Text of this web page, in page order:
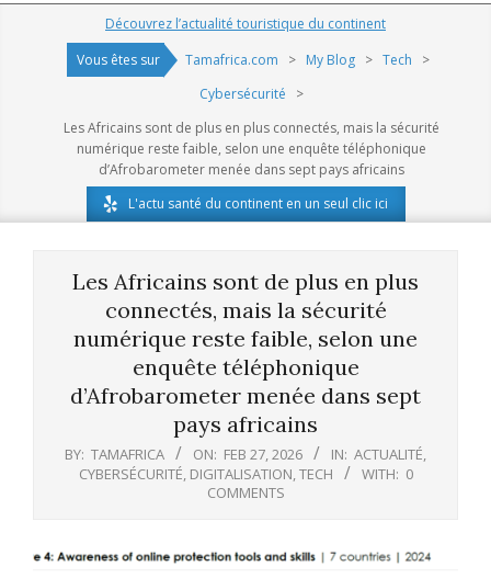
Navigation
Découvrez l’actualité touristique du continent
Vous êtes sur
Tamafrica.com > My Blog > Tech
>
Cybersécurité
>
Les Africains sont de plus en plus connectés, mais la sécurité
numérique reste faible, selon une enquête téléphonique
d’Afrobarometer menée dans sept pays africains
L'actu santé du continent en un seul clic ici
Les Africains sont de plus en plus
connectés, mais la sécurité
numérique reste faible, selon une
enquête téléphonique
d’Afrobarometer menée dans sept
pays africains
BY: TAMAFRICA ON: FEB 27, 2026 IN: ACTUALITÉ,
CYBERSÉCURITÉ, DIGITALISATION,TECH WITH: 0
COMMENTS